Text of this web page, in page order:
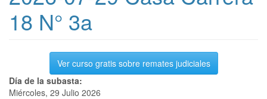
18 N° 3a
Ver curso gratis sobre remates judiciales
Día de la subasta:
Miércoles, 29 Julio 2026